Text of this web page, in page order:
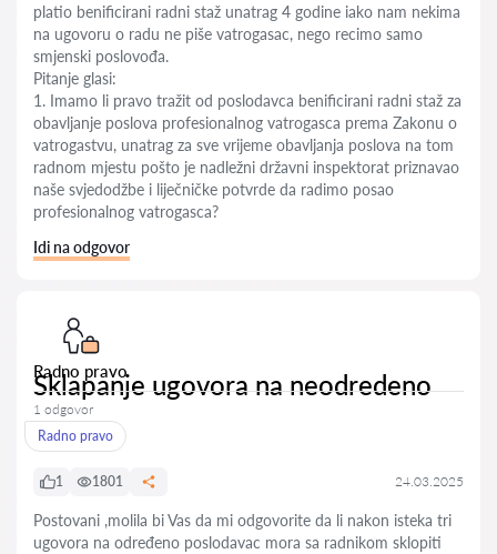
platio benificirani radni staž unatrag 4 godine iako nam nekima
na ugovoru o radu ne piše vatrogasac, nego recimo samo
smjenski poslovođa.
Pitanje glasi:
1. Imamo li pravo tražit od poslodavca benificirani radni staž za
obavljanje poslova profesionalnog vatrogasca prema Zakonu o
vatrogastvu, unatrag za sve vrijeme obavljanja poslova na tom
radnom mjestu pošto je nadležni državni inspektorat priznavao
naše svjedodžbe i liječničke potvrde da radimo posao
profesionalnog vatrogasca?
Idi na odgovor
Radno pravo
Sklapanje ugovora na neodredeno
1 odgovor
Radno pravo
1 1801 24.03.2025
Postovani ,molila bi Vas da mi odgovorite da li nakon isteka tri
ugovora na određeno poslodavac mora sa radnikom sklopiti